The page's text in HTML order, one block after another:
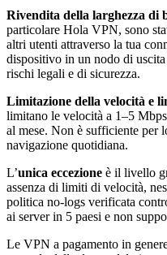
Rivendita della larghezza di
particolare Hola VPN, sono
altri utenti attraverso la tua
dispositivo in un nodo di uscita
rischi legali e di sicurezza.
Limitazione della velocità e
limitano le velocità a 1–5
al mese. Non è sufficiente per
navigazione quotidiana.
L’unica eccezione è il livello
assenza di limiti di velocità,
politica no-logs verificata
ai server in 5 paesi e non
Le VPN a pagamento in